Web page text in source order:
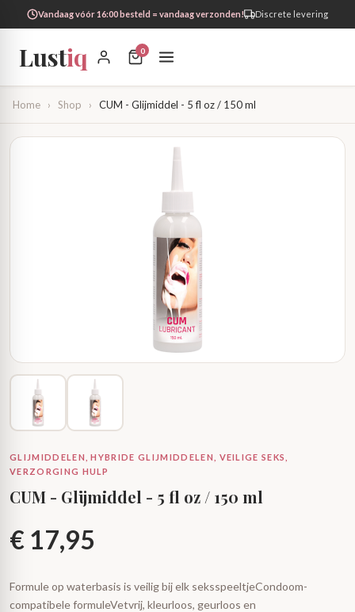
Vandaag vóór 16:00 besteld = vandaag verzonden! Discrete levering
Lustiq 0
Home › Shop › CUM - Glijmiddel - 5 fl oz / 150 ml
GLIJMIDDELEN, HYBRIDE GLIJMIDDELEN, VEILIGE SEKS,
VERZORGING HULP
CUM - Glijmiddel - 5 fl oz / 150 ml
€ 17,95
Formule op waterbasis is veilig bij elk seksspeeltjeCondoom-
compatibele formuleVetvrij, kleurloos, geurloos en